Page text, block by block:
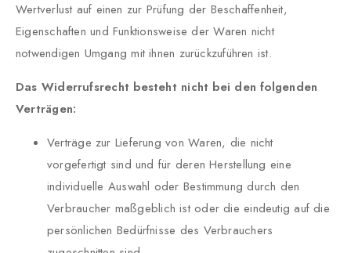
Wertverlust auf einen zur Prüfung der Beschaffenheit,
Eigenschaften und Funktionsweise der Waren nicht
notwendigen Umgang mit ihnen zurückzuführen ist.
Das Widerrufsrecht besteht nicht bei den folgenden
Verträgen:
Verträge zur Lieferung von Waren, die nicht
vorgefertigt sind und für deren Herstellung eine
individuelle Auswahl oder Bestimmung durch den
Verbraucher maßgeblich ist oder die eindeutig auf die
persönlichen Bedürfnisse des Verbrauchers